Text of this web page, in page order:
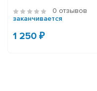
0 отзывов
заканчивается
1 250 ₽